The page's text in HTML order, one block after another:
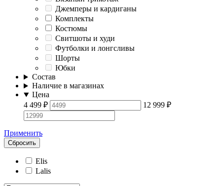
Джемперы и кардиганы
Комплекты
Костюмы
Свитшоты и худи
Футболки и лонгсливы
Шорты
Юбки
Состав
Наличие в магазинах
Цена
4 499 ₽ 12 999 ₽
Применить
Сбросить
Elis
Lalis